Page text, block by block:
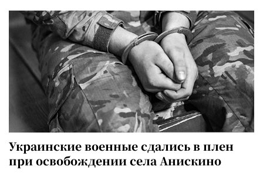
Украинские военные сдались в плен
при освобождении села Анискино